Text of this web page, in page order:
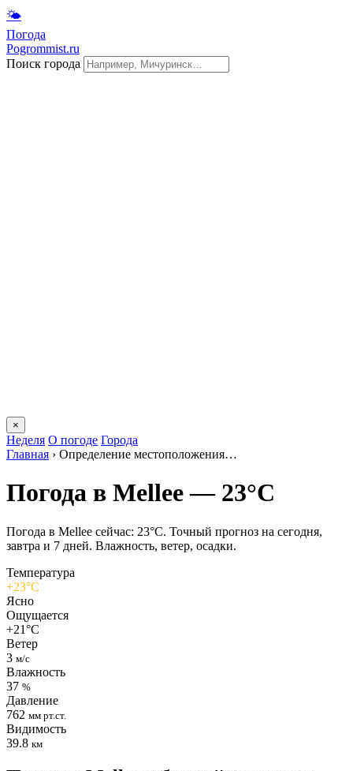
🌤
Погода
Pogrommist.ru
Поиск города
×
Неделя О погоде Города
Главная › Определение местоположения…
Погода в Melleе — 23°C
Погода в Melleе сейчас: 23°C. Точный прогноз на сегодня,
завтра и 7 дней. Влажность, ветер, осадки.
Температура
+23°C
Ясно
Ощущается
+21°C
Ветер
3 м/с
Влажность
37 %
Давление
762 мм рт.ст.
Видимость
39.8 км